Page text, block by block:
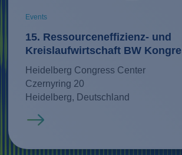
Events
15. Ressourceneffizienz- und
Kreislaufwirtschaft BW
Heidelberg Congress Center
Czernyring 20
Heidelberg, Deutschland
Mehr erfahren